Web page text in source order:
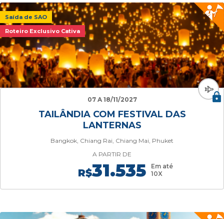
Saída de SAO
Roteiro Exclusivo Cativa
07 A 18/11/2027
TAILÂNDIA COM FESTIVAL DAS
LANTERNAS
Bangkok, Chiang Rai, Chiang Mai, Phuket
A PARTIR DE
R$31.535
Em até
10X